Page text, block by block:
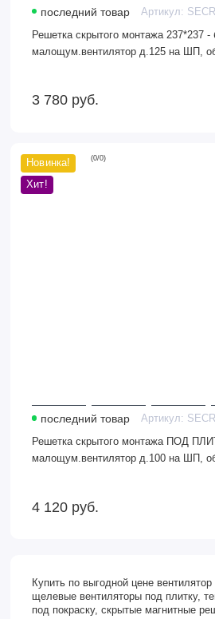
последний товар Артикул:
Решетка скрытого монтажа 237*237 -
малощум.вентилятор д.125 на ШП,
3 780 руб.
Решетка
скрытого
монтажа
ПОД
Новинка!
Хит!
(0/0)
последний товар Артикул:
Решетка скрытого монтажа ПОД
малощум.вентилятор д.100 на ШП,
4 120 руб.
Купить по выгодной цене
щелевые вентиляторы под плитку,
под покраску, скрытые магнитные